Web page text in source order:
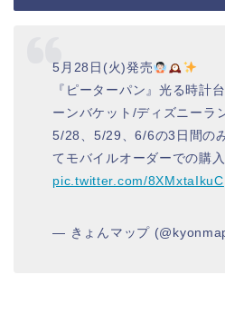
5月28日(火)発売
『ピーターパン』光る時計
ーンバケット/ディズニーラ
5/28、5/29、6/6の3日間の
てモバイルオーダーでの購
pic.twitter.com/8XMxtaIkuC
— きょんマップ